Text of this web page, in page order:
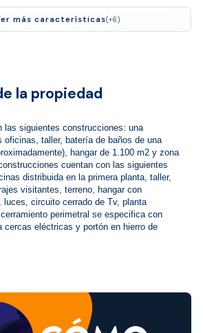
más características(+6)
la propiedad
las siguientes construcciones: una
oficinas, taller, batería de baños de una
hangar de 1.100 m2 y zona
cuentan con las siguientes
distribuida en la primera planta, taller,
visitantes, terreno, hangar con
luces, circuito cerrado de Tv, planta
perimetral se especifica con
cercas eléctricas y portón en hierro de